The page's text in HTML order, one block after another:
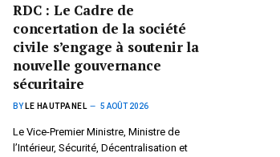
RDC : Le Cadre de
concertation de la société
civile s’engage à soutenir la
nouvelle gouvernance
sécuritaire
BY LE HAUTPANEL 5 AOÛT 2026
Le Vice-Premier Ministre, Ministre de
l’Intérieur, Sécurité, Décentralisation et